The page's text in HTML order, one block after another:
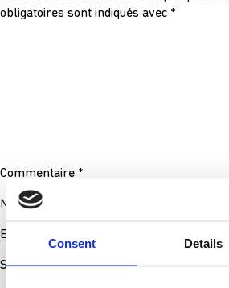
Consent Details
obligatoires sont indiqués avec *
Commentaire *
Nom*
E-mail
Site web